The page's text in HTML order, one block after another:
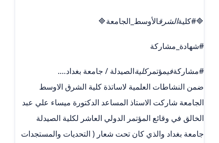
🔷#كليةالشرقالأوسط_الجامعة🔷
#شهادة_مشاركة
#مشاركةفيمؤتمركليةالصيدلة / جامعة بغداد….
ضمن النشاطات العلمية لاساتذة كلية الشرق الاوسط
الجامعة شاركت الاستاذ المساعد الدكتورة ميساء علي عبد
الخالق في وقائع المؤتمر الدولي العاشر لكلية الصيدلة
جامعة بغداد والذي كان تحت شعار ( التحديات والمستجدات